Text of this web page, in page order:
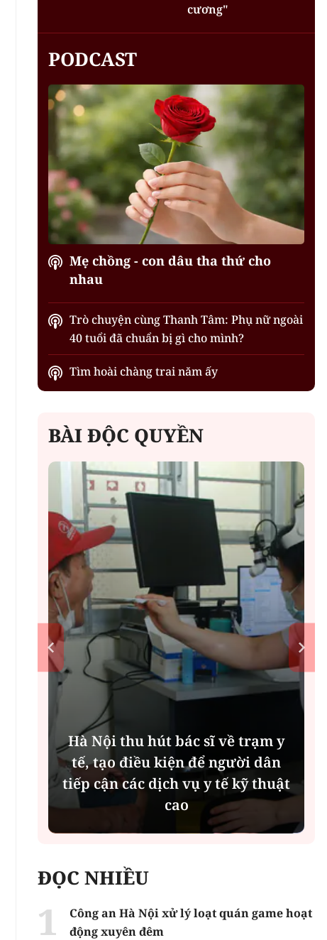
cương"
PODCAST
Mẹ chồng - con dâu tha thứ cho
nhau
Trò chuyện cùng Thanh Tâm: Phụ nữ ngoài
40 tuổi đã chuẩn bị gì cho mình?
Tìm hoài chàng trai năm ấy
BÀI ĐỘC QUYỀN
Hà Nội thu hút bác sĩ về trạm y
tế, tạo điều kiện để người dân
tiếp cận các dịch vụ y tế kỹ thuật
cao
ĐỌC NHIỀU
Công an Hà Nội xử lý loạt quán game hoạt
động xuyên đêm